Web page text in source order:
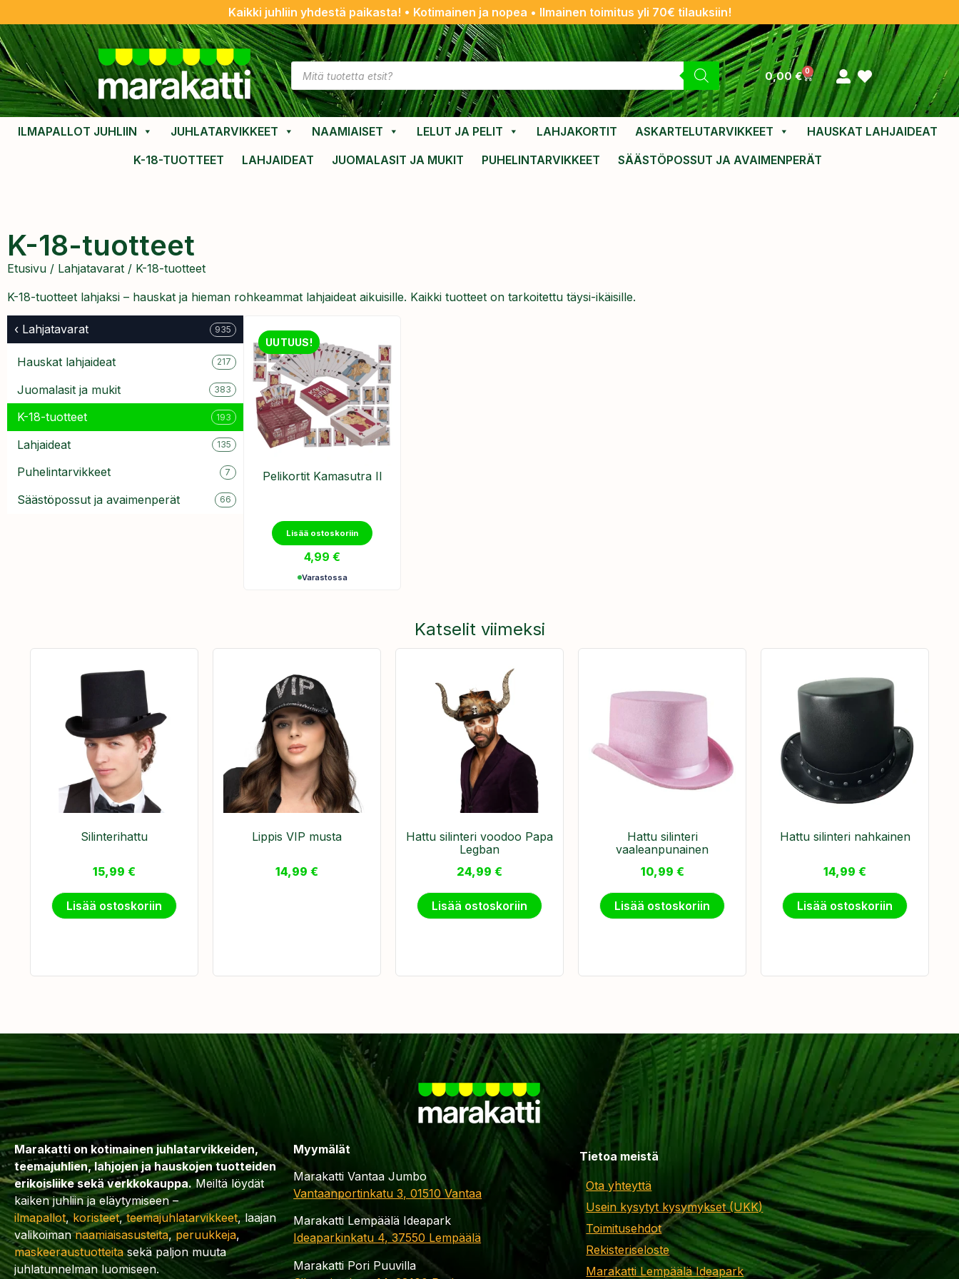
Kaikki juhliin yhdestä paikasta! • Kotimainen ja nopea • Ilmainen toimitus yli 70€ tilauksiin!
0,00€ 0
ILMAPALLOT JUHLIIN JUHLATARVIKKEET NAAMIAISET LELUT JA PELIT LAHJAKORTIT ASKARTELUTARVIKKEET
HAUSKAT LAHJAIDEAT
K-18-TUOTTEET
LAHJAIDEAT JUOMALASIT JA MUKIT PUHELINTARVIKKEET SÄÄSTÖPOSSUT JA AVAIMENPERÄT
K-18-tuotteet
Etusivu / Lahjatavarat / K-18-tuotteet
K-18-tuotteet lahjaksi – hauskat ja hieman rohkeammat lahjaideat aikuisille. Kaikki tuotteet on tarkoitettu täysi-ikäisille.
‹ Lahjatavarat 935
Hauskat lahjaideat 217
Juomalasit ja mukit 383
K-18-tuotteet 193
Lahjaideat 135
Puhelintarvikkeet 7
Säästöpossut ja avaimenperät 66
UUTUUS!
Pelikortit ​Kamasutra II
Lisää ostoskoriin
4,99€
Varastossa
Katselit viimeksi
Silinterihattu
15,99 €
Lisää ostoskoriin
Lippis VIP musta
14,99 €
Hattu silinteri voodoo Papa
Legban
24,99 €
Lisää ostoskoriin
Hattu silinteri
vaaleanpunainen
10,99 €
Lisää ostoskoriin
Hattu silinteri nahkainen
14,99 €
Lisää ostoskoriin
Marakatti on kotimainen juhlatarvikkeiden,
teemajuhlien, lahjojen ja hauskojen tuotteiden
erikoisliike sekä verkkokauppa.Meiltä löydät
kaiken juhliin ja eläytymiseen –
ilmapallot,koristeet,teemajuhlatarvikkeet, laajan
valikoimannaamiaisasusteita,peruukkeja,
maskeeraustuotteitasekä paljon muuta
juhlatunnelman luomiseen.
Myymälät
Marakatti Vantaa Jumbo
Vantaanportinkatu 3, 01510 Vantaa
Marakatti Lempäälä Ideapark
Ideaparkinkatu 4, 37550 Lempäälä
Marakatti Pori Puuvilla
Tietoa meistä
Ota yhteyttä
Usein kysytyt kysymykset (UKK)
Toimitusehdot
Rekisteriseloste
Marakatti Lempäälä Ideapark